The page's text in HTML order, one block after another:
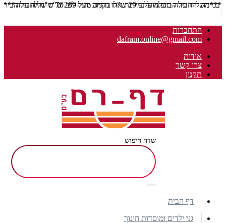
***משלוח עד הבית מוזל ב- 29 ש"ח בקניה מעל 289 ש"ח שליח עד הבית ***
התחברות
dafram.online@gmail.com
אודות
צרו קשר
תקנון
שדה חיפוש
דף הבית
גני ילדים ומוסדות חינוך